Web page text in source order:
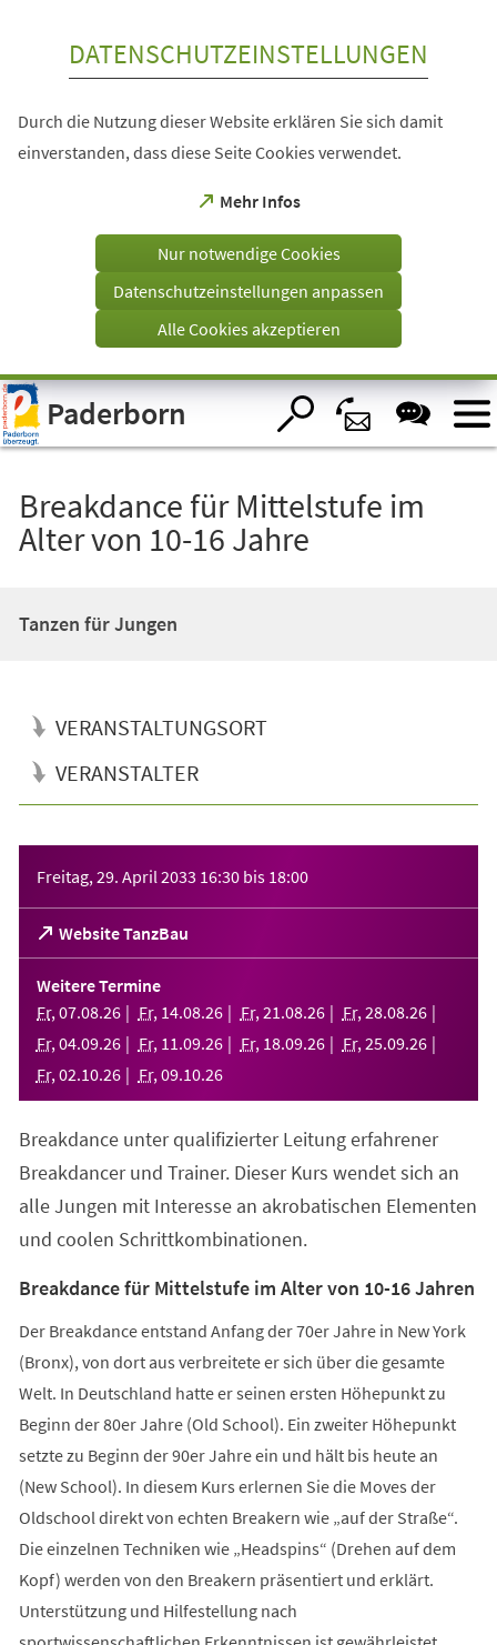
Visuelle
Assistenzsoftware
öffnen.
DATENSCHUTZEINSTELLUNGEN
Durch die Nutzung dieser Website erklären Sie sich damit
einverstanden, dass diese Seite Cookies verwendet.
Mehr Infos
(Öffnet
einem
Tab)
Nur notwendige Cookies
Datenschutzeinstellungen anpassen
Alle Cookies akzeptieren
Paderborn
Breakdance für Mittelstufe im
Alter von 10-16 Jahre
Tanzen für Jungen
VERANSTALTUNGSORT
VERANSTALTER
Freitag, 29. April 2033 16:30 bis 18:00
Website TanzBau
(Öffnet
in
einem
neuen
Tab)
Weitere Termine
Fr, 07.08.26 Fr, 14.08.26 Fr, 21 .08.26 Fr, 28.08.26
Fr, 04.09.26 Fr, 11 .09.26 Fr, 18.09.26 Fr, 25.09.26
Fr, 02.10.26 Fr, 09.10.26
Breakdance unter qualifizierter Leitung erfahrener
Breakdancer und Trainer. Dieser Kurs wendet sich an
alle Jungen mit Interesse an akrobatischen Elementen
und coolen Schrittkombinationen.
Breakdance für Mittelstufe im Alter von 10-16 Jahren
Der Breakdance entstand Anfang der 70er Jahre in New York
(Bronx), von dort aus verbreitete er sich über die gesamte
Welt. In Deutschland hatte er seinen ersten Höhepunkt zu
Beginn der 80er Jahre (Old School). Ein zweiter Höhepunkt
setzte zu Beginn der 90er Jahre ein und hält bis heute an
(New School). In diesem Kurs erlernen Sie die Moves der
Oldschool direkt von echten Breakern wie „auf der Straße“.
Die einzelnen Techniken wie „Headspins“ (Drehen auf dem
Kopf) werden von den Breakern präsentiert und erklärt.
Unterstützung und Hilfestellung nach